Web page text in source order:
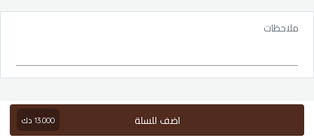
ملاحظات
اضف للسلة 13.000 دك